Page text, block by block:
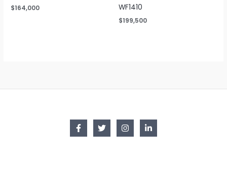
$164,000
WF1410
$199,500